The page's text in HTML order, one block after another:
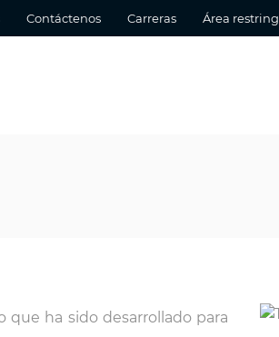
Contáctenos Carreras Área
que ha sido desarrollado para